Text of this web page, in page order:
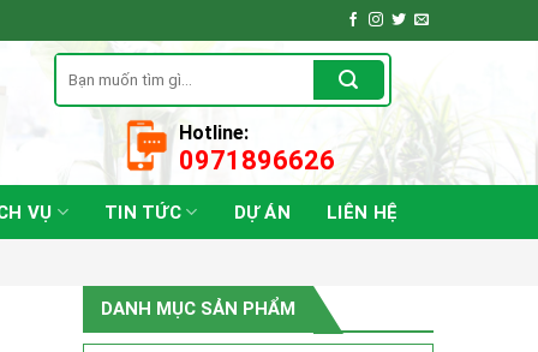
kiếm:
Hotline:
0971896626
VỤ TIN TỨC DỰ ÁN LIÊN HỆ
DANH MỤC SẢN PHẨM